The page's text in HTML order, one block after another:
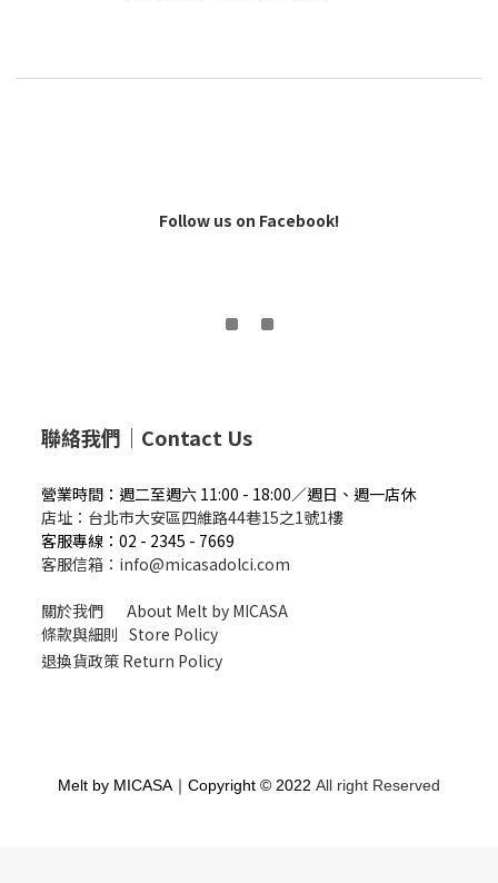
Follow us on Facebook!
聯絡我們｜Contact Us
營業時間：週二至週六 11:00 - 18:00／週日、週一店休
店址： 台北市大安區四維路44巷15之1號1樓
客服專線：02 - 2345 - 7669
客服信箱：info@micasadolci.com
關於我們 About Melt by MICASA
條款與細則 Store Policy
退換貨政策 Return Policy
Melt by MICASA｜Copyright © 2022 All right Reserved